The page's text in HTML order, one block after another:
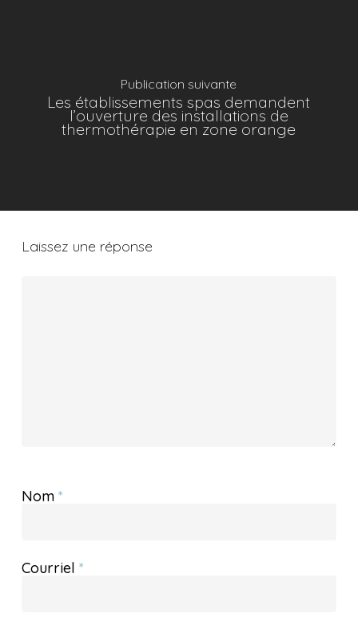
Publication suivante
Les établissements spas demandent
l’ouverture des installations de
thermothérapie en zone orange
Laissez une réponse
Nom *
Courriel *